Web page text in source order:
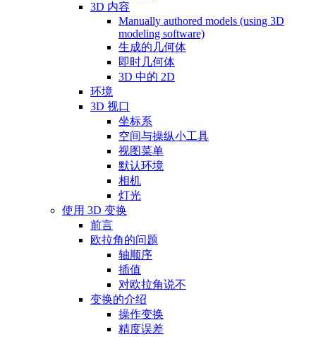
3D 内容
Manually authored models (using 3D
modeling software)
生成的几何体
即时几何体
3D 中的 2D
环境
3D 视口
坐标系
空间与操纵小工具
视图菜单
默认环境
相机
灯光
使用 3D 变换
前言
欧拉角的问题
轴顺序
插值
对欧拉角说不
变换的介绍
操作变换
精度误差